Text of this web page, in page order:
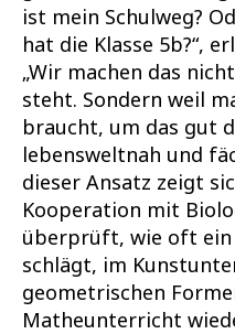
ist mein Schulweg?
hat die Klasse 5b?“,
„Wir machen das
steht. Sondern weil
braucht, um das gut
lebensweltnah und
dieser Ansatz zeigt
Kooperation mit
überprüft, wie oft ein
schlägt, im
geometrischen
Matheunterricht